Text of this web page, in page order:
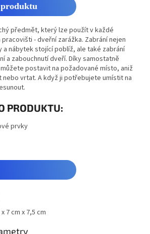
předmět, který lze použít v každé
- dveřní zarážka. Zabrání nejen
a nábytek stojící poblíž, ale také zabrání
a zabouchnutí dveří. Díky samostatně
postavit na požadované místo, aniž
vrtat. A když ji potřebujete umístit na
PRODUKTU:
prvky
7 cm x 7,5 cm